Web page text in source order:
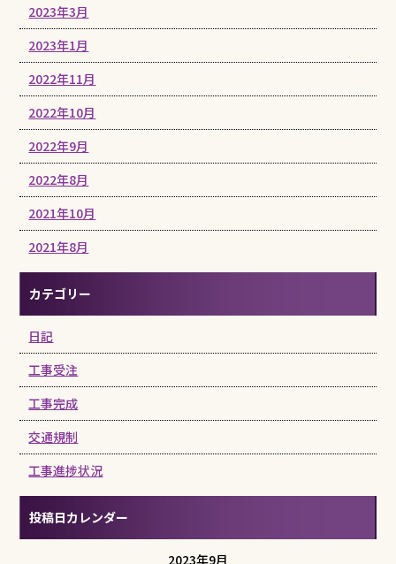
2023年3月
2023年1月
2022年11月
2022年10月
2022年9月
2022年8月
2021年10月
2021年8月
カテゴリー
日記
工事受注
工事完成
交通規制
工事進捗状況
投稿日カレンダー
2023年9月